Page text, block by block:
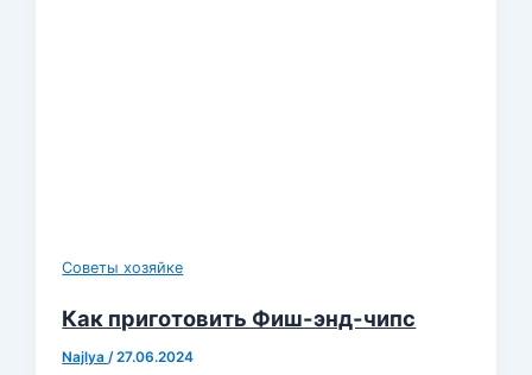
Советы хозяйке
Как приготовить Фиш-энд-чипс
Najlya/27.06.2024